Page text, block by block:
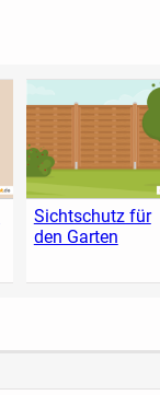
Sichtschutz für
den Garten